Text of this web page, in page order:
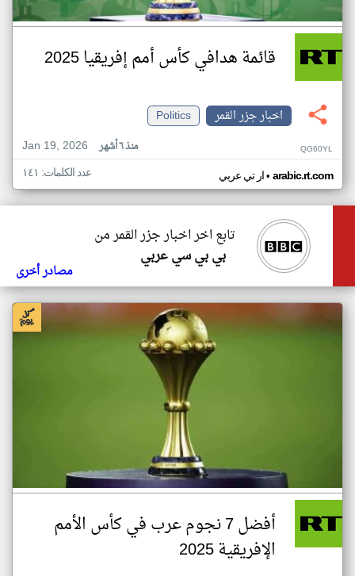
قائمة هدافي كأس أمم إفريقيا 2025
اخبار جزر القمر
Politics
Jan 19, 2026
منذ ٦ أشهر QG60YL
ار تي عربي• arabic.rt.com عدد الكلمات: ١٤١
تابع اخر اخبار جزر القمر من
بي بي سي عربي
مصادر أخرى
أفضل 7 نجوم عرب في كأس الأمم
الإفريقية 2025